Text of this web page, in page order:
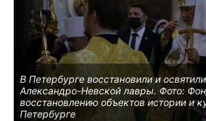
В Петербурге восстановили и
Александро-Невской лавры. Фото:
восстановлению объектов истории и
Петербурге